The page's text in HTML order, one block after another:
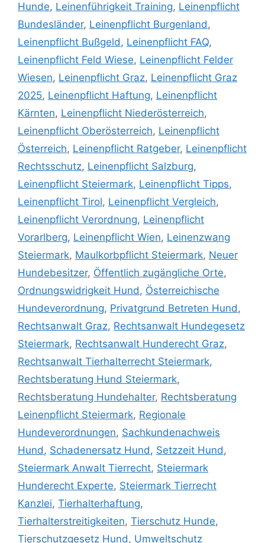
Hunde, Leinenführigkeit Training, Leinenpflicht
Bundesländer, Leinenpflicht Burgenland,
Leinenpflicht Bußgeld, Leinenpflicht FAQ,
Leinenpflicht Feld Wiese, Leinenpflicht Felder
Wiesen, Leinenpflicht Graz, Leinenpflicht Graz
2025, Leinenpflicht Haftung, Leinenpflicht
Kärnten, Leinenpflicht Niederösterreich,
Leinenpflicht Oberösterreich, Leinenpflicht
Österreich, Leinenpflicht Ratgeber, Leinenpflicht
Rechtsschutz, Leinenpflicht Salzburg,
Leinenpflicht Steiermark, Leinenpflicht Tipps,
Leinenpflicht Tirol, Leinenpflicht Vergleich,
Leinenpflicht Verordnung, Leinenpflicht
Vorarlberg, Leinenpflicht Wien, Leinenzwang
Steiermark, Maulkorbpflicht Steiermark, Neuer
Hundebesitzer, Öffentlich zugängliche Orte,
Ordnungswidrigkeit Hund, Österreichische
Hundeverordnung, Privatgrund Betreten Hund,
Rechtsanwalt Graz, Rechtsanwalt Hundegesetz
Steiermark, Rechtsanwalt Hunderecht Graz,
Rechtsanwalt Tierhalterrecht Steiermark,
Rechtsberatung Hund Steiermark,
Rechtsberatung Hundehalter, Rechtsberatung
Leinenpflicht Steiermark, Regionale
Hundeverordnungen, Sachkundenachweis
Hund, Schadenersatz Hund, Setzzeit Hund,
Steiermark Anwalt Tierrecht, Steiermark
Hunderecht Experte, Steiermark Tierrecht
Kanzlei, Tierhalterhaftung,
Tierhalterstreitigkeiten, Tierschutz Hunde,
Tierschutzgesetz Hund, Umweltschutz